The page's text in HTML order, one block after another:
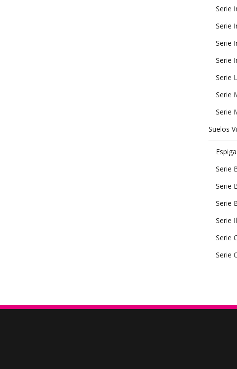
Serie
Serie
Serie
Serie
Serie
Serie
Serie
Suelos
Serie
Serie
Serie
Serie
Serie
Serie